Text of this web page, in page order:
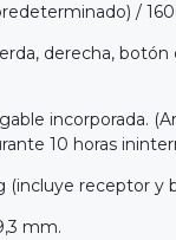
/
derecha,
incorporada.
10 horas
(incluye receptor y
mm.